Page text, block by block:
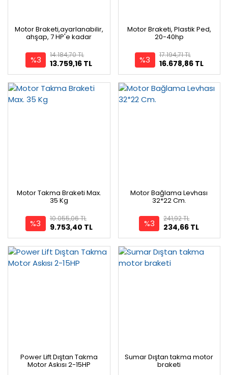
Motor Braketi,ayarlanabilir,
ahşap, 7 HP'e kadar
%3 13.759,16 TL
14.184,70 TL
Motor Braketi, Plastik Ped,
20-40hp
%3 16.678,86 TL
17.194,71 TL
Motor Takma Braketi Max.
35 Kg
%3 9.753,40 TL
10.055,06 TL
Motor Bağlama Levhası
32*22 Cm.
%3 234,66 TL
241,92 TL
Power Lift Dıştan Takma
Motor Askısı 2-15HP
Sumar Dıştan takma motor
braketi